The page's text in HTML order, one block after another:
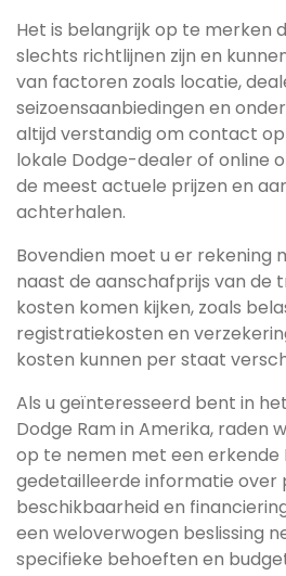
Het is belangrijk op te merken
slechts richtlijnen zijn en
van factoren zoals locatie,
seizoensaanbiedingen en
altijd verstandig om contact
lokale Dodge-dealer of online
de meest actuele prijzen en
achterhalen.
Bovendien moet u er rekening
naast de aanschafprijs van de
kosten komen kijken, zoals
registratiekosten en
kosten kunnen per staat
Als u geïnteresseerd bent in
Dodge Ram in Amerika, raden
op te nemen met een
gedetailleerde informatie over
beschikbaarheid en
een weloverwogen beslissing
specifieke behoeften en